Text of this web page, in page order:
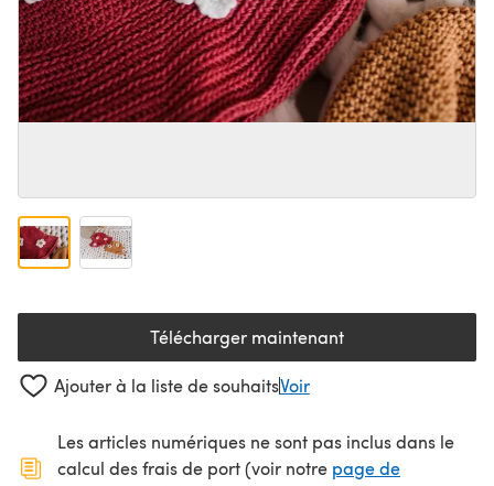
Télécharger maintenant(s'ouvre dans un nouvel
Ajouter à la liste de souhaitsVoir
Les articles numériques ne sont pas inclus dans le
calcul des frais de port (voir notre page de